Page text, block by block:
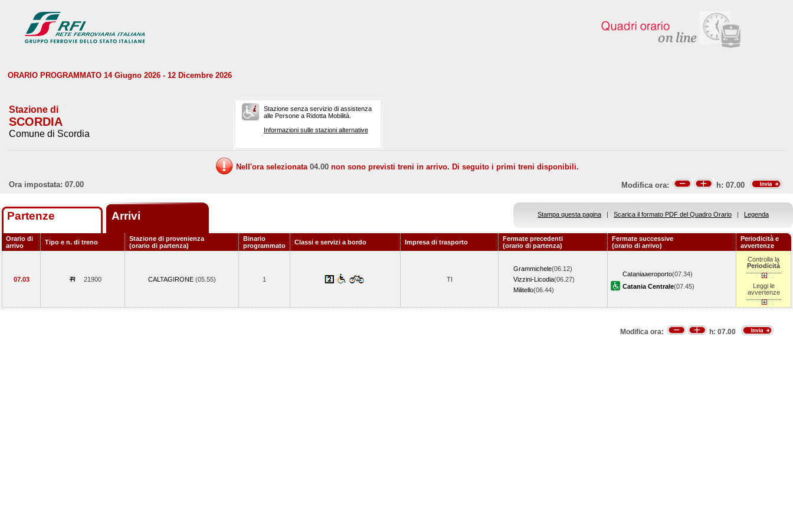
ORARIO PROGRAMMATO 14 Giugno 2026 - 12 Dicembre 2026
Stazione di
SCORDIA
Comune di Scordia
Stazione senza servizio di assistenza
alle Persone a Ridotta Mobilità.
Informazioni sulle stazioni alternative
Nell'ora selezionata 04.00 non sono previsti treni in arrivo. Di seguito i primi treni disponibili.
Ora impostata: 07.00
Modifica ora: h: 07.00
Partenze Arrivi Stampa questa pagina | Scarica il formato PDF del Quadro Orario | Legenda
Orario di
arrivo
Tipo e n. di treno
Stazione di provenienza
(orario di partenza)
Binario
programmato
Classi e servizi a bordo Impresa di trasporto
Fermate precedenti
(orario di partenza)
Fermate successive
(orario di arrivo)
Periodicità e
avvertenze
07.03 21900 CALTAGIRONE (05.55) 1 TI
Grammichele(06.12)
Vizzini-Licodia(06.27)
Militello(06.44)
Cataniaaeroporto(07.34)
Catania Centrale(07.45)
Controlla la
Periodicità
Leggi le
avvertenze
Modifica ora: h: 07.00